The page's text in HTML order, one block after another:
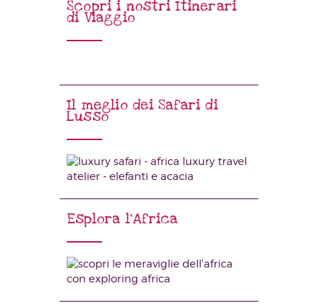
Scopri i nostri Itinerari
di Viaggio
Il meglio dei Safari di
Lusso
Esplora l’Africa